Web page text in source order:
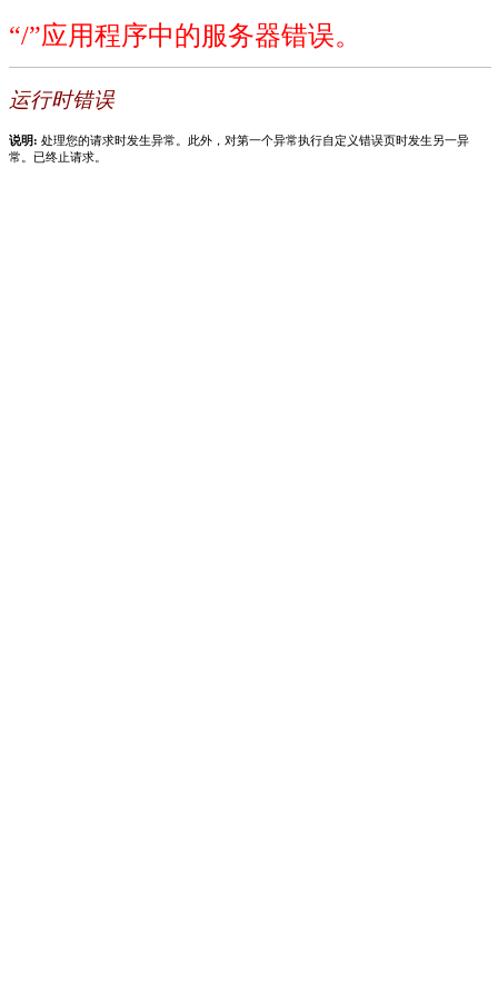
“/”应用程序中的服务器错误。
运行时错误
说明: 处理您的请求时发生异常。此外，对第一个异常执行自定义错误页时发生另一异
常。已终止请求。